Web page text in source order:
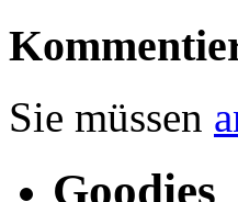
Sie müssen
Goodies